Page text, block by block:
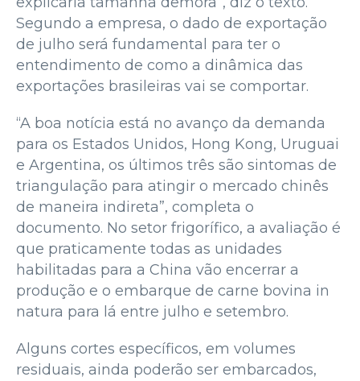
Segundo a empresa, o dado de exportação
de julho será fundamental para ter o
entendimento de como a dinâmica das
exportações brasileiras vai se comportar.
“A boa notícia está no avanço da demanda
para os Estados Unidos, Hong Kong, Uruguai
e Argentina, os últimos três são sintomas de
triangulação para atingir o mercado chinês
de maneira indireta”, completa o
documento. No setor frigorífico, a avaliação é
que praticamente todas as unidades
habilitadas para a China vão encerrar a
produção e o embarque de carne bovina in
natura para lá entre julho e setembro.
Alguns cortes específicos, em volumes
residuais, ainda poderão ser embarcados,